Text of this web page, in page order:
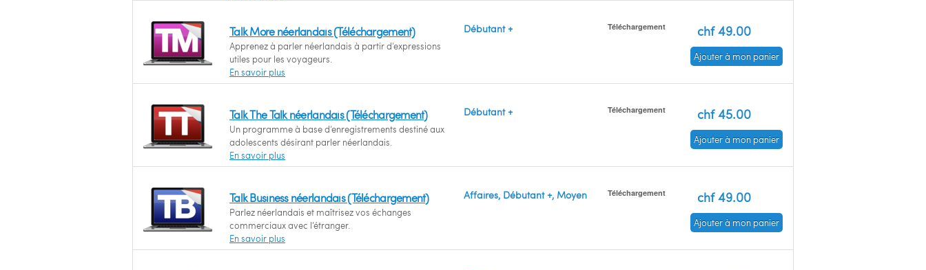
Talk More néerlandais (Téléchargement)
Apprenez à parler néerlandais à partir d’expressions
utiles pour les voyageurs.
En savoir plus
Débutant + Téléchargement chf 49.00
Ajouter à mon panier
Talk The Talk néerlandais (Téléchargement)
Un programme à base d’enregistrements destiné aux
adolescents désirant parler néerlandais.
En savoir plus
Débutant + Téléchargement chf 45.00
Ajouter à mon panier
Talk Business néerlandais (Téléchargement)
Parlez néerlandais et maîtrisez vos échanges
commerciaux avec l’étranger.
En savoir plus
Affaires, Débutant +, Moyen Téléchargement chf 49.00
Ajouter à mon panier